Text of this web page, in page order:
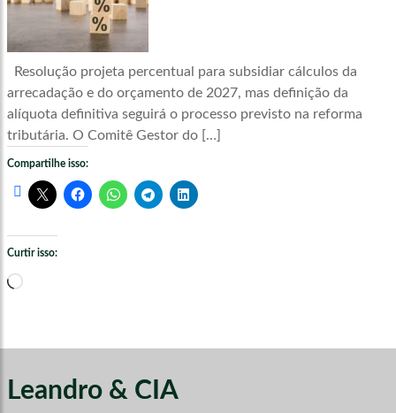
Resolução projeta percentual para subsidiar cálculos da
arrecadação e do orçamento de 2027, mas definição da
alíquota definitiva seguirá o processo previsto na reforma
tributária. O Comitê Gestor do […]
Compartilhe isso:
Curtir isso:
Carregando...
Leandro & CIA